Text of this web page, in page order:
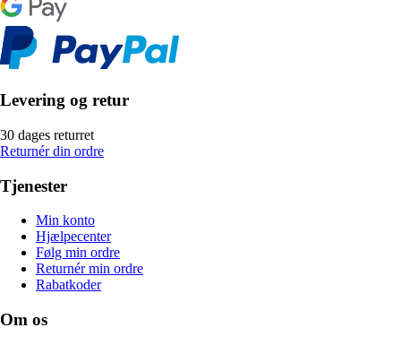
Levering og retur
30 dages returret
Returnér din ordre
Tjenester
Min konto
Hjælpecenter
Følg min ordre
Returnér min ordre
Rabatkoder
Om os